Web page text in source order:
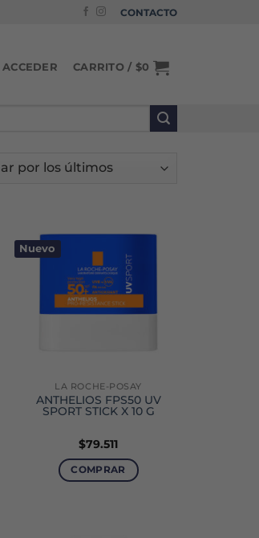
CONTACTO
ACCEDER CARRITO / $0
Nuevo
LA ROCHE-POSAY
ANTHELIOS FPS50 UV
SPORT STICK X 10 G
$79.511
COMPRAR